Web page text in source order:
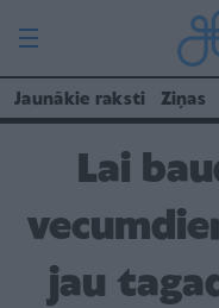
Jaunākie raksti Ziņas
Lai
jau